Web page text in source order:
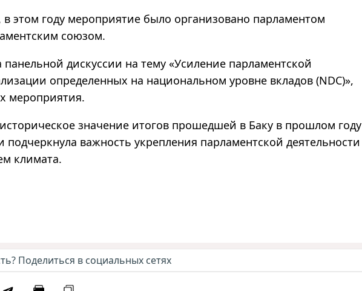
в этом году мероприятие было организовано парламентом
союзом.
панельной дискуссии на тему «Усиление парламентской
определенных на национальном уровне вкладов (NDC)»,
мероприятия.
значение итогов прошедшей в Баку в прошлом году
подчеркнула важность укрепления парламентской деятельности
климата.
Поделиться в социальных сетях